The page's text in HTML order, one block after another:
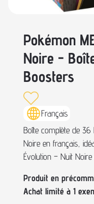
Pokémon
Noire -
Boosters
Français
Boîte complète de
Noire en français,
Évolution – Nuit Noire
Produit en
Achat limité à 1